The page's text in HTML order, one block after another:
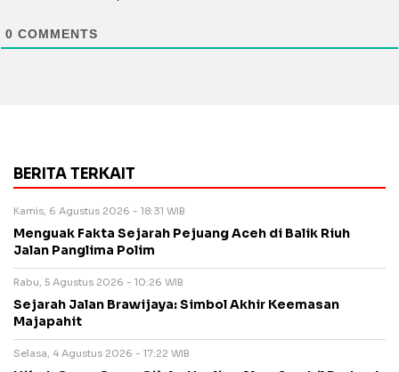
0 COMMENTS
BERITA TERKAIT
Kamis, 6 Agustus 2026 - 18:31 WIB
Menguak Fakta Sejarah Pejuang Aceh di Balik Riuh
Jalan Panglima Polim
Rabu, 5 Agustus 2026 - 10:26 WIB
Sejarah Jalan Brawijaya: Simbol Akhir Keemasan
Majapahit
Selasa, 4 Agustus 2026 - 17:22 WIB